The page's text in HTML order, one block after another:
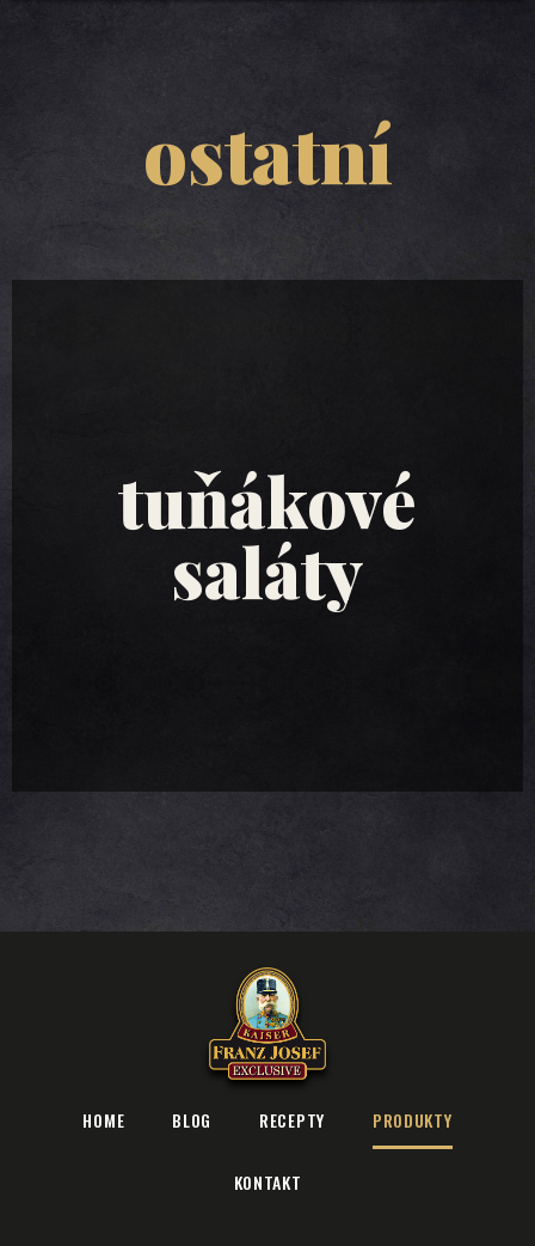
ostatní
tuňákové
saláty
HOME BLOG RECEPTY PRODUKTY
KONTAKT